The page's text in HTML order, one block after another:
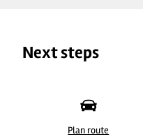
Next steps
Plan route